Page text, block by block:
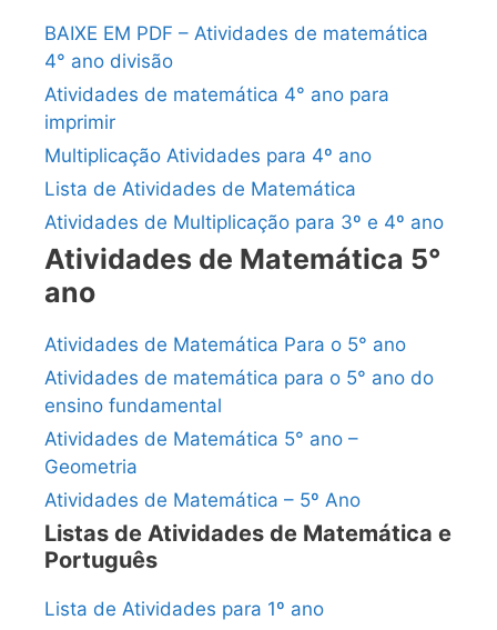
BAIXE EM PDF – Atividades de matemática
4° ano divisão
Atividades de matemática 4° ano para
imprimir
Multiplicação Atividades para 4º ano
Lista de Atividades de Matemática
Atividades de Multiplicação para 3º e 4º ano
Atividades de Matemática 5°
ano
Atividades de Matemática Para o 5° ano
Atividades de matemática para o 5° ano do
ensino fundamental
Atividades de Matemática 5° ano –
Geometria
Atividades de Matemática – 5º Ano
Listas de Atividades de Matemática e
Português
Lista de Atividades para 1º ano